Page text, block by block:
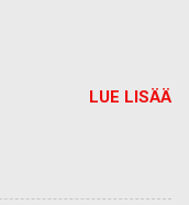
LUE LISÄÄ